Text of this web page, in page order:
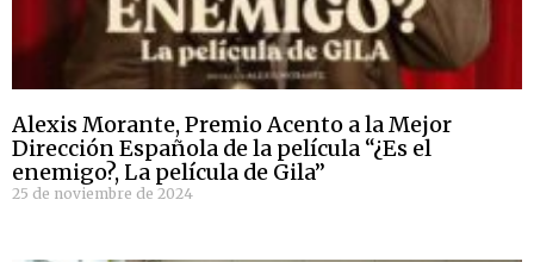
Alexis Morante, Premio Acento a la Mejor
Dirección Española de la película “¿Es el
enemigo?, La película de Gila”
25 de noviembre de 2024